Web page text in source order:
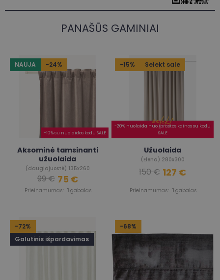
PANAŠŪS GAMINIAI
NAUJA -24%
-10% su nuolaidos kodu SALE
Aksominė tamsinanti
užuolaida
(daugiajuostė) 135x260
Prieinamumas: 1 gabalas
99 € 75 €
-15% Selekt sale
-20% nuolaida nuo įprastos kainos su kodu
SALE
Užuolaida
(Elena) 280x300
Prieinamumas: 1 gabalas
150 € 127 €
-72%
Galutinis išpardavimas
-68%